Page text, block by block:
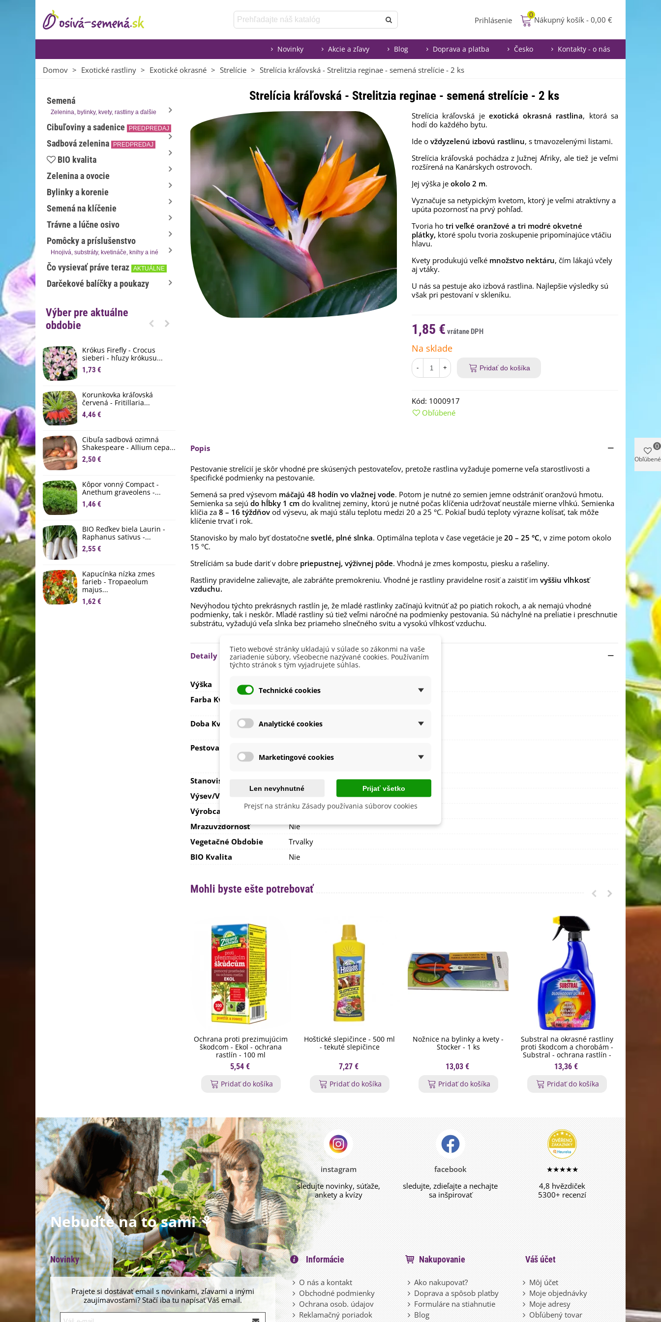
Prihlásenie
0
Nákupný košík - 0,00 €
Novinky Akcie a zľavy Blog Doprava a platba Česko Kontakty - o nás
Domov > Exotické rastliny > Exotické okrasné > Strelície > Strelícia kráľovská - Strelitzia reginae - semená strelície - 2 ks
Semená
Zelenina, bylinky, kvety, rastliny a ďalšie
Cibuľoviny a sadenice PREDPREDAJ
Sadbová zelenina PREDPREDAJ
BIO kvalita
Zelenina a ovocie
Bylinky a korenie
Semená na klíčenie
Trávne a lúčne osivo
Pomôcky a príslušenstvo
Hnojivá, substráty, kvetináče, knihy a iné
Čo vysievať práve teraz AKTUÁLNE
Darčekové balíčky a poukazy
Výber pre aktuálne
obdobie
Krókus Firefly - Crocus
sieberi - hľuzy krókusu...
1,73 €
Korunkovka kráľovská
červená - Fritillaria...
4,46 €
Cibuľa sadbová ozimná
Shakespeare - Allium cepa...
2,50 €
Kôpor vonný Compact -
Anethum graveolens -...
1,46 €
BIO Reďkev biela Laurin -
Raphanus sativus -...
2,55 €
Kapucínka nízka zmes
farieb - Tropaeolum
majus...
1,62 €
Ľalia Canova - Lilium -
cibuľoviny - 1 ks
2,69 € -30%
Begónia plnokvetá žltá -
Begonia superba -...
2,69 € 3,85 €
Eukalyptus Baby Blue -
4,08 €
Strelícia kráľovská - Strelitzia reginae - semená strelície - 2 ks
Strelícia kráľovská je exotická okrasná rastlina, ktorá sa
hodí do každého bytu.
Ide o vždyzelenú izbovú rastlinu, s tmavozelenými listami.
Strelícia kráľovská pochádza z Južnej Afriky, ale tiež je veľmi
rozšírená na Kanárskych ostrovoch.
Jej výška je okolo 2 m.
Vyznačuje sa netypickým kvetom, ktorý je veľmi atraktívny a
upúta pozornosť na prvý pohľad.
Tvoria ho tri veľké oranžové a tri modré okvetné
plátky, ktoré spolu tvoria zoskupenie pripomínajúce vtáčiu
hlavu.
Kvety produkujú veľké množstvo nektáru, čím lákajú včely
aj vtáky.
U nás sa pestuje ako izbová rastlina. Najlepšie výsledky sú
však pri pestovaní v skleníku.
1,85 €
Na sklade
- + Pridať do košíka
Kód: 1000917
Obľúbené
Popis
Pestovanie strelícií je skôr vhodné pre skúsených pestovateľov, pretože rastlina vyžaduje pomerne veľa starostlivosti a
špecifické podmienky na pestovanie.
Semená sa pred výsevom máčajú 48 hodín vo vlažnej vode. Potom je nutné zo semien jemne odstrániť oranžovú hmotu.
Semienka sa sejú do hĺbky 1 cm do kvalitnej zeminy, ktorú je nutné počas klíčenia udržovať neustále mierne vlhkú. Semienka
klíčia za 8 – 16 týždňov od výsevu, ak majú stálu teplotu medzi 20 a 25 °C. Pokiaľ budú teploty výrazne kolísať, tak môže
klíčenie trvať i rok.
Stanovisko by malo byť dostatočne svetlé, plné slnka. Optimálna teplota v čase vegetácie je 20 – 25 °C, v zime potom okolo
15 °C.
Strelíciám sa bude dariť v dobre priepustnej, výživnej pôde. Vhodná je zmes kompostu, piesku a rašeliny.
Rastliny pravidelne zalievajte, ale zabráňte premokreniu. Vhodné je rastliny pravidelne rosiť a zaistiť im vyššiu vlhkosť
vzduchu.
Nevýhodou týchto prekrásnych rastlín je, že mladé rastlinky začínajú kvitnúť až po piatich rokoch, a ak nemajú vhodné
podmienky, tak i neskôr. Mladé rastliny sú tiež veľmi náročné na podmienky pestovania. Sú náchylné na preliatie i preschnutie
substrátu, vyžadujú veľa slnka bez priameho slnečného svitu a vysokú vlhkosť vzduchu.
Detaily produktu
Výška
Farba Kvetu
Doba Kvitnutia
Jún
Pestovanie
V interiéri - dnu
Stanovisko
Výsev/výsadba
Výrobca
SemenaOnline
Mrazuvzdornosť
Nie
Vegetačné Obdobie
Trvalky
BIO Kvalita
Nie
Mohli byste ešte potrebovať
Ochrana proti prezimujúcim
škodcom - Ekol - ochrana
rastlín - 100 ml
5,54 €
Pridať do košíka
Hoštické slepičince - 500 ml
- tekuté slepičince
7,27 €
Pridať do košíka
Nožnice na bylinky a kvety -
Stocker - 1 ks
13,03 €
Pridať do košíka
Substral na okrasné rastliny
proti škodcom a chorobám -
Substral - ochrana rastlín -
800 ml
13,36 €
Pridať do košíka
Nebuďte na to sami ⚘
instagram
sledujte novinky, súťaže,
ankety a kvízy
facebook
sledujte, zdieľajte a nechajte
sa inšpirovať
★★★★★
4,8 hvězdiček
5300+ recenzí
Novinky
Prajete si dostávať email s novinkami, zľavami a inými
zaujímavosťami? Stačí iba tu napísať Váš email.
Informácie
O nás a kontakt
Obchodné podmienky
Ochrana osob. údajov
Reklamačný poriadok
Nakupovanie
Ako nakupovať?
Doprava a spôsob platby
Formuláre na stiahnutie
Blog
Váš účet
Môj účet
Moje objednávky
Moje adresy
Obľúbený tovar
Obľúbené
0
Tieto webové stránky ukladajú v súlade so zákonmi na vaše
zariadenie súbory, všeobecne nazývané cookies. Používaním
týchto stránok s tým vyjadrujete súhlas.
Technické cookies
Analytické cookies
Marketingové cookies
Len nevyhnutné Prijať všetko
Prejsť na stránku Zásady používania súborov cookies